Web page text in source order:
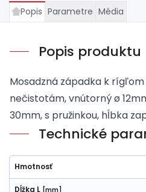
Popis Parametre Média
Popis produktu
Mosadzná západka k
nečistotám, vnútorný ø
30mm, s pružinkou, hĺbka
Technické
Hmotnosť
Dĺžka L [mm]